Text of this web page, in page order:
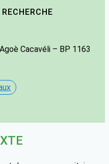
Cacavéli – BP 1163